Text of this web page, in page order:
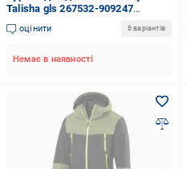
Talisha gls 267532-909247
червона
оцінити 6 варіантів
Немає в наявності